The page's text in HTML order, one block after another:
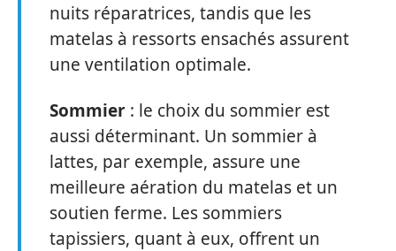
nuits réparatrices, tandis que les
matelas à ressorts ensachés assurent
une ventilation optimale.
Sommier : le choix du sommier est
aussi déterminant. Un sommier à
lattes, par exemple, assure une
meilleure aération du matelas et un
soutien ferme. Les sommiers
tapissiers, quant à eux, offrent un